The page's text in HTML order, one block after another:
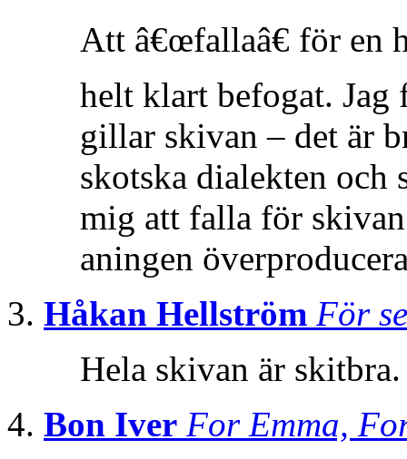
Att â€œfallaâ€ för en
helt klart befogat. Jag
gillar skivan – det är
skotska dialekten och
mig att falla för
aningen
Håkan Hellström För
Hela skivan är
Bon Iver For Emma,